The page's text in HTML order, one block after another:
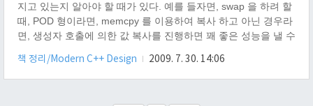
지고 있는지 알아야 할 때가 있다. 예를 들자면, swap 을 하려 할
때, POD 형이라면, memcpy 를 이용하여 복사 하고 아닌 경우라
면, 생성자 호출에 의한 값 복사를 진행하면 꽤 좋은 성능을 낼 수
일 타임에 확인하는 테크닉에 대해서 설명한다. 이러한 테크닉의
설명에 앞서 이미 만들어진 라이브러리(Boost.TypeTraits)도 있
책 정리/Modern C++ Design 2009. 7. 30. 14:06